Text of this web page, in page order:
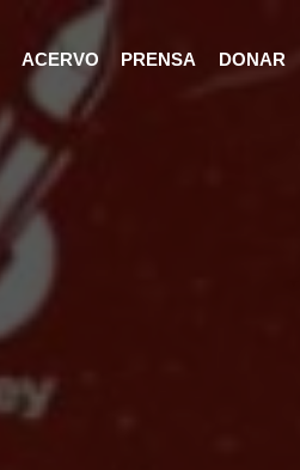
ACERVO PRENSA DONAR